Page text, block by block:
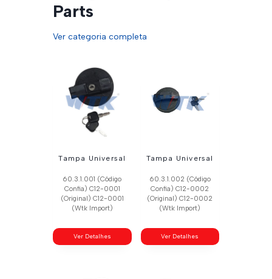
Parts
Ver categoria completa
Tampa Universal
60.3.1.001 (Código
Confia) C12-0001
(Original) C12-0001
(Wtk Import)
Ver Detalhes
Tampa Universal
60.3.1.002 (Código
Confia) C12-0002
(Original) C12-0002
(Wtk Import)
Ver Detalhes